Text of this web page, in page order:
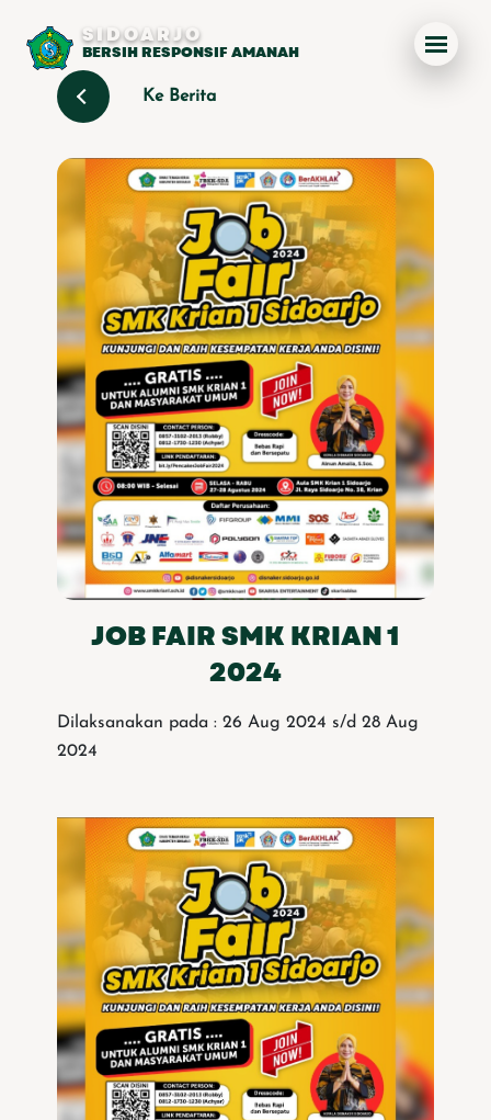
SIDOARJO
BERSIH RESPONSIF AMANAH
Ke Berita
JOB FAIR SMK KRIAN 1
2024
Dilaksanakan pada : 26 Aug 2024 s/d 28 Aug
2024